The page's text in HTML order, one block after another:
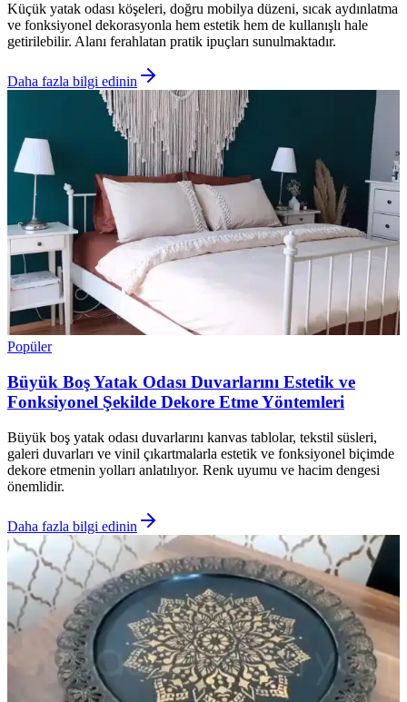
Küçük yatak odası köşeleri, doğru mobilya düzeni, sıcak aydınlatma
ve fonksiyonel dekorasyonla hem estetik hem de kullanışlı hale
getirilebilir. Alanı ferahlatan pratik ipuçları sunulmaktadır.
Daha fazla bilgi edinin
Popüler
Büyük Boş Yatak Odası Duvarlarını Estetik ve
Fonksiyonel Şekilde Dekore Etme Yöntemleri
Büyük boş yatak odası duvarlarını kanvas tablolar, tekstil süsleri,
galeri duvarları ve vinil çıkartmalarla estetik ve fonksiyonel biçimde
dekore etmenin yolları anlatılıyor. Renk uyumu ve hacim dengesi
önemlidir.
Daha fazla bilgi edinin